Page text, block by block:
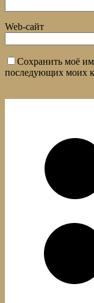
Web-сайт
Сохранить моё
последующих моих